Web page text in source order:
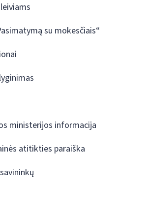
su mokesčiais“
ministerijos informacija
atitikties paraiška